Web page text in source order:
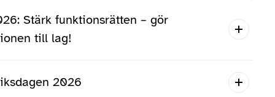
Stärk funktionsrätten – gör
till lag!
2026